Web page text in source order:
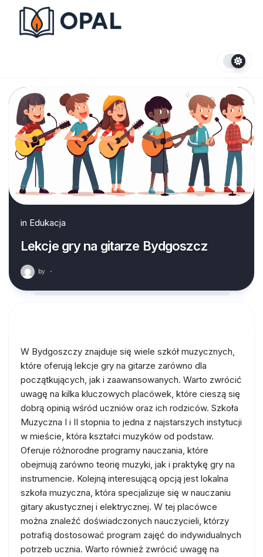
content
in Edukacja
Lekcje gry na gitarze Bydgoszcz
by ·
W Bydgoszczy znajduje się wiele szkół muzycznych,
które oferują lekcje gry na gitarze zarówno dla
początkujących, jak i zaawansowanych. Warto zwrócić
uwagę na kilka kluczowych placówek, które cieszą się
dobrą opinią wśród uczniów oraz ich rodziców. Szkoła
Muzyczna I i II stopnia to jedna z najstarszych instytucji
w mieście, która kształci muzyków od podstaw.
Oferuje różnorodne programy nauczania, które
obejmują zarówno teorię muzyki, jak i praktykę gry na
instrumencie. Kolejną interesującą opcją jest lokalna
szkoła muzyczna, która specjalizuje się w nauczaniu
gitary akustycznej i elektrycznej. W tej placówce
można znaleźć doświadczonych nauczycieli, którzy
potrafią dostosować program zajęć do indywidualnych
potrzeb ucznia. Warto również zwrócić uwagę na